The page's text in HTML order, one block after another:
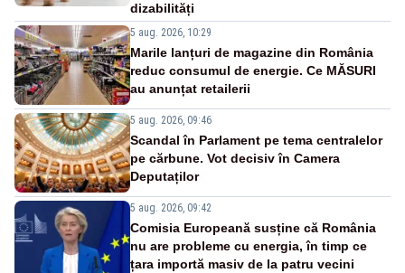
dizabilități
5 aug. 2026, 10:29
Marile lanțuri de magazine din România
reduc consumul de energie. Ce MĂSURI
au anunțat retailerii
5 aug. 2026, 09:46
Scandal în Parlament pe tema centralelor
pe cărbune. Vot decisiv în Camera
Deputaților
5 aug. 2026, 09:42
Comisia Europeană susține că România
nu are probleme cu energia, în timp ce
țara importă masiv de la patru vecini